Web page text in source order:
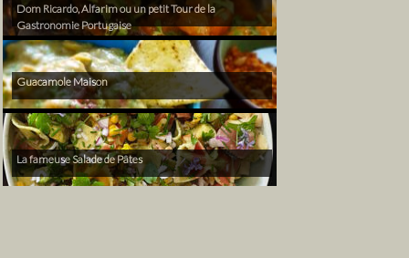
Dom Ricardo, Alfarim ou un petit Tour de la
Gastronomie Portugaise
Guacamole Maison
La fameuse Salade de Pâtes